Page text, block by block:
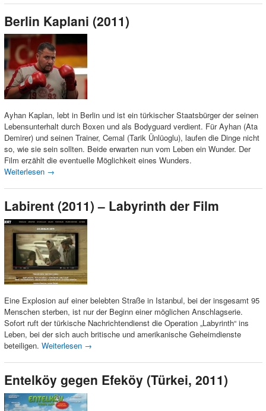
Berlin Kaplani (2011)
Ayhan Kaplan, lebt in Berlin und ist ein türkischer Staatsbürger der seinen
Lebensunterhalt durch Boxen und als Bodyguard verdient. Für Ayhan (Ata
Demirer) und seinen Trainer, Cemal (Tarik Ünlüoglu), laufen die Dinge nicht
so, wie sie sein sollten. Beide erwarten nun vom Leben ein Wunder. Der
Film erzählt die eventuelle Möglichkeit eines Wunders.
Weiterlesen →
Labirent (2011) – Labyrinth der Film
Eine Explosion auf einer belebten Straße in Istanbul, bei der insgesamt 95
Menschen sterben, ist nur der Beginn einer möglichen Anschlagserie.
Sofort ruft der türkische Nachrichtendienst die Operation „Labyrinth“ ins
Leben, bei der sich auch britische und amerikanische Geheimdienste
beteiligen. Weiterlesen →
Entelköy gegen Efeköy (Türkei, 2011)